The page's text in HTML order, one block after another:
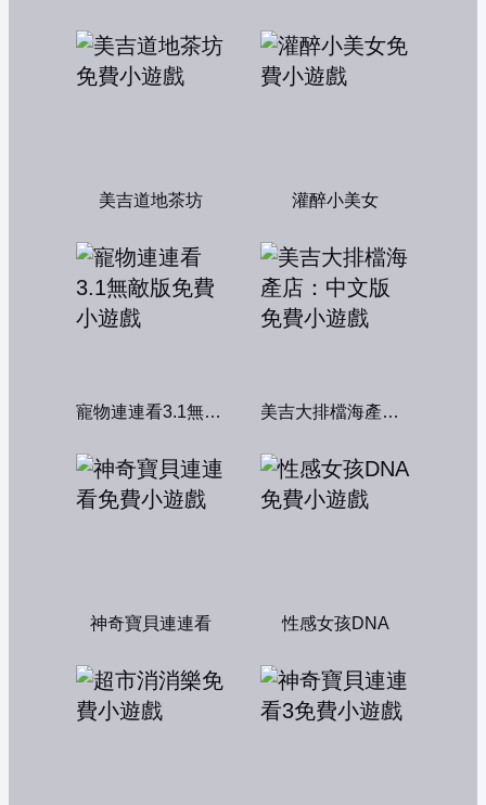
美吉道地茶坊 灌醉小美女
寵物連連看3.1無敵版 美吉大排檔海產店：中文版
神奇寶貝連連看 性感女孩DNA